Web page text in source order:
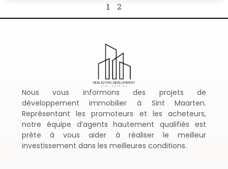
1 2
Nous vous informons des projets de
développement immobilier à Sint Maarten.
Représentant les promoteurs et les acheteurs,
notre équipe d’agents hautement qualifiés est
prête à vous aider à réaliser le meilleur
investissement dans les meilleures conditions.